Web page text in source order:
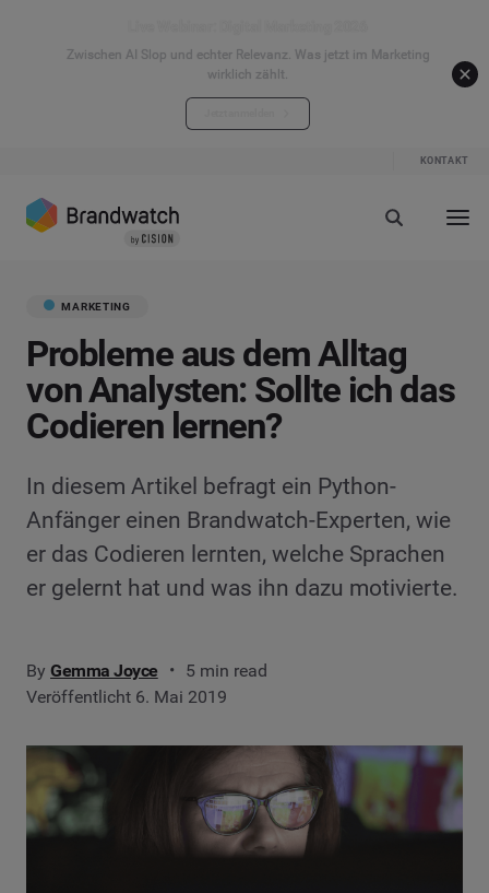
Zwischen AI Slop und echter Relevanz. Was jetzt im Marketing
wirklich zählt.
KONTAKT
MARKETING
Probleme aus dem Alltag
von Analysten: Sollte ich das
Codieren lernen?
In diesem Artikel befragt ein Python-
Anfänger einen Brandwatch-Experten, wie
er das Codieren lernten, welche Sprachen
er gelernt hat und was ihn dazu motivierte.
By Gemma Joyce
5 min read
Veröffentlicht 6. Mai 2019